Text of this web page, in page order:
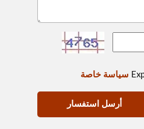
سياسة خاصة
أرسل استفسار